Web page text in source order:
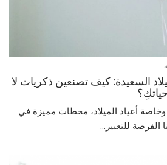
السعيدة: كيف تصنعين ذكريات لا
وخاصة أعياد الميلاد، محطات مميزة في
للتعبير...